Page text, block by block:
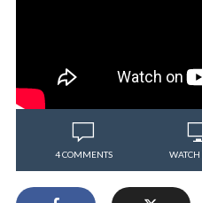
4 COMMENTS WATCH